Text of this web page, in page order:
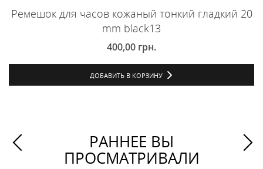
Ремешок для часов кожаный тонкий гладкий 20
mm black13
400,00 грн.
ДОБАВИТЬ В КОРЗИНУ
РАННЕЕ ВЫ
ПРОСМАТРИВАЛИ